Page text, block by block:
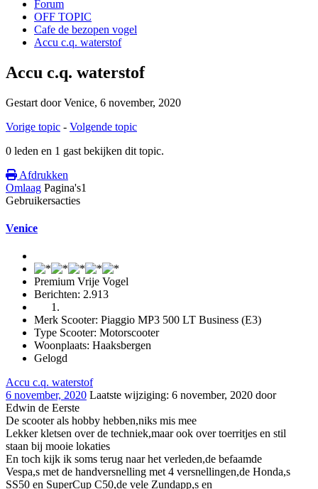
Forum
OFF TOPIC
Cafe de bezopen vogel
Accu c.q. waterstof
Accu c.q. waterstof
Gestart door Venice, 6 november, 2020
Vorige topic - Volgende topic
0 leden en 1 gast bekijken dit topic.
Afdrukken
Omlaag Pagina's1
Gebruikersacties
Venice
Premium Vrije Vogel
Berichten: 2.913
Merk Scooter: Piaggio MP3 500 LT Business (E3)
Type Scooter: Motorscooter
Woonplaats: Haaksbergen
Gelogd
Accu c.q. waterstof
6 november, 2020 Laatste wijziging: 6 november, 2020 door
Edwin de Eerste
De scooter als hobby hebben,niks mis mee
Lekker kletsen over de techniek,maar ook over toerritjes en stil
staan bij mooie lokaties
En toch kijk ik soms terug naar het verleden,de befaamde
Vespa,s met de handversnelling met 4 versnellingen,de Honda,s
SS50 en SuperCup C50,de vele Zundapp,s en